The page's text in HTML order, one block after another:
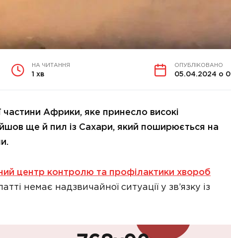
НА ЧИТАННЯ
1 хв
ОПУБЛІКОВАНО
05.04.2024 о
частини Африки, яке принесло високі
ще й пил із Сахари, який поширюється на
центр контролю та профілактики хвороб
немає надзвичайної ситуації у зв’язку із